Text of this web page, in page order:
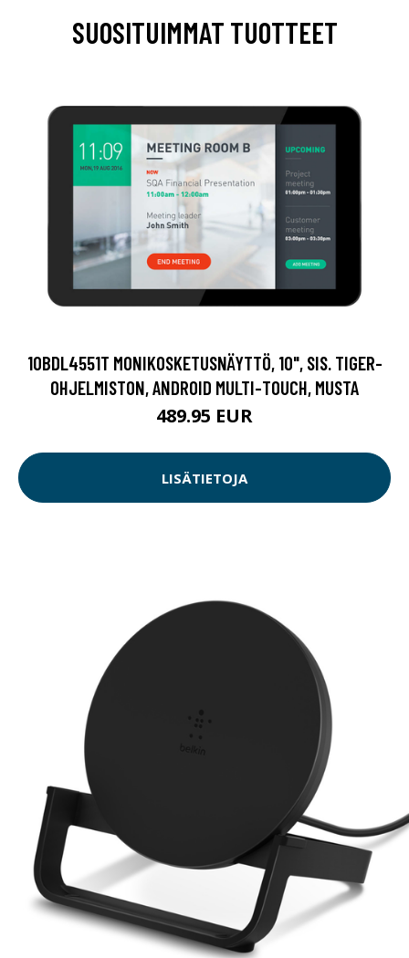
SUOSITUIMMAT TUOTTEET
10BDL4551T MONIKOSKETUSNÄYTTÖ, 10", SIS. TIGER-
OHJELMISTON, ANDROID MULTI-TOUCH, MUSTA
489.95 EUR
LISÄTIETOJA